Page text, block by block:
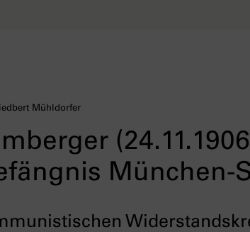
München-
Mühldorfer